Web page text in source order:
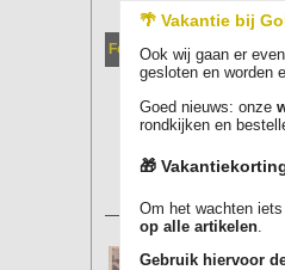
Foto
🌴 Vakantie bij
Ook wij gaan er
gesloten en worden
Goed nieuws: onze
rondkijken en
🎁
Om het wachten
op alle artikelen.
Gebruik hiervoor